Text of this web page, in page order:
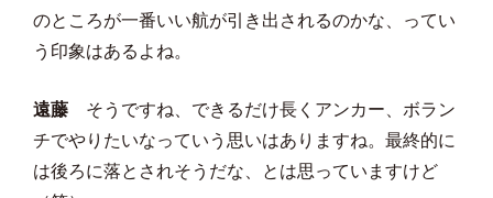
のところが一番いい航が引き出されるのかな、ってい
う印象はあるよね。
遠藤 そうですね、できるだけ長くアンカー、ボラン
チでやりたいなっていう思いはありますね。最終的に
は後ろに落とされそうだな、とは思っていますけど